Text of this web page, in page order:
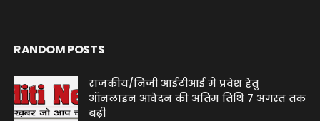
RANDOM POSTS
राजकीय/निजी आईटीआई में प्रवेश हेतु
ऑनलाइन आवेदन की अंतिम तिथि 7 अगस्त तक
बढ़ी